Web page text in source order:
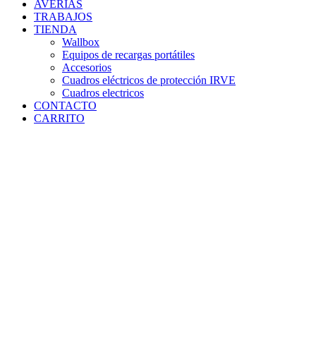
AVERÍAS
TRABAJOS
TIENDA
Wallbox
Equipos de recargas portátiles
Accesorios
Cuadros eléctricos de protección IRVE
Cuadros electricos
CONTACTO
CARRITO